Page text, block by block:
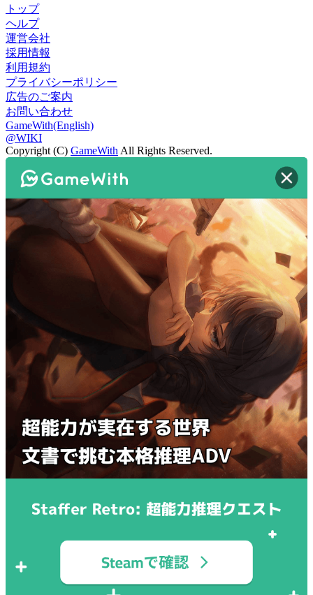
トップ
ヘルプ
運営会社
採用情報
利用規約
プライバシーポリシー
広告のご案内
お問い合わせ
GameWith(English)
@WIKI
Copyright (C) GameWith All Rights Reserved.